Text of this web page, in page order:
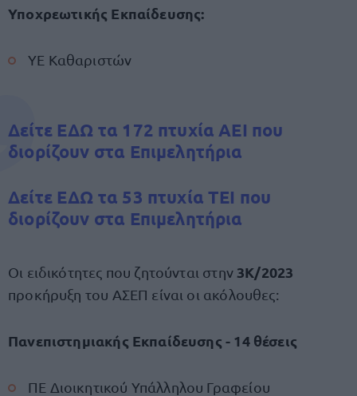
Υποχρεωτικής Εκπαίδευσης:
ΥΕ Καθαριστών
Δείτε ΕΔΩ τα 172 πτυχία ΑΕΙ που
διορίζουν στα Επιμελητήρια
Δείτε ΕΔΩ τα 53 πτυχία ΤΕΙ που
διορίζουν στα Επιμελητήρια
Οι ειδικότητες που ζητούνται στην 3Κ/2023
προκήρυξη του ΑΣΕΠ είναι οι ακόλουθες:
Πανεπιστημιακής Εκπαίδευσης - 14 θέσεις
ΠΕ Διοικητικού Υπάλληλου Γραφείου